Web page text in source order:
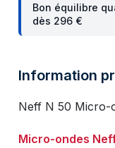
Bon équilibre
dès 296 €
Information
Neff N 50 Micro-
Micro-ondes